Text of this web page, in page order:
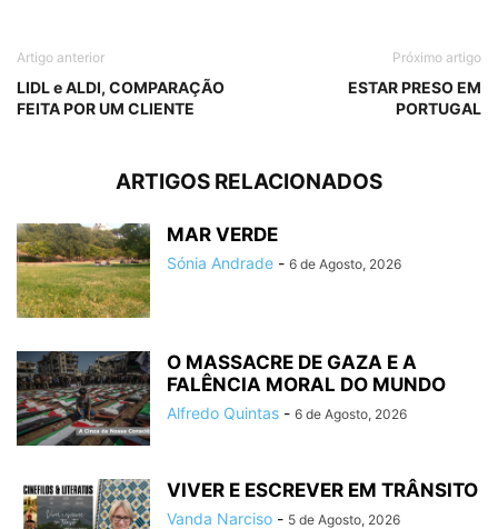
Artigo anterior
LIDL e ALDI, COMPARAÇÃO
FEITA POR UM CLIENTE
Próximo artigo
ESTAR PRESO EM
PORTUGAL
ARTIGOS RELACIONADOS
MAR VERDE
Sónia Andrade - 6 de Agosto, 2026
O MASSACRE DE GAZA E A
FALÊNCIA MORAL DO MUNDO
Alfredo Quintas - 6 de Agosto, 2026
VIVER E ESCREVER EM TRÂNSITO
Vanda Narciso - 5 de Agosto, 2026